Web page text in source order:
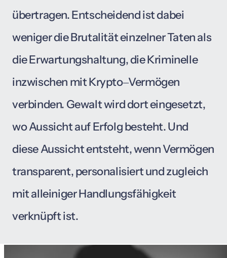
übertragen. Entscheidend ist
weniger die Brutalität einzelner Taten
die Erwartungshaltung, die
Kriminelle
inzwischen mit Krypto‒
verbinden. Gewalt wird dort
wo Aussicht auf Erfolg besteht.
diese Aussicht entsteht, wenn
transparent, personalisiert und
mit alleiniger
verknüpft ist.